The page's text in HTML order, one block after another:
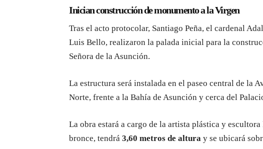
Inician construcción de monumento a la Virgen
Tras el acto protocolar, Santiago Peña, el cardenal
Luis Bello, realizaron la palada inicial para la
Señora de la Asunción.
La estructura será instalada en el paseo central de la
Norte, frente a la Bahía de Asunción y cerca del
La obra estará a cargo de la artista plástica y escultora
bronce, tendrá 3,60 metros de altura y se ubicará